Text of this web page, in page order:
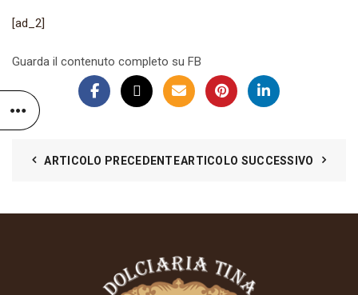
[ad_2]
Guarda il contenuto completo su FB
ARTICOLO PRECEDENTEARTICOLO SUCCESSIVO